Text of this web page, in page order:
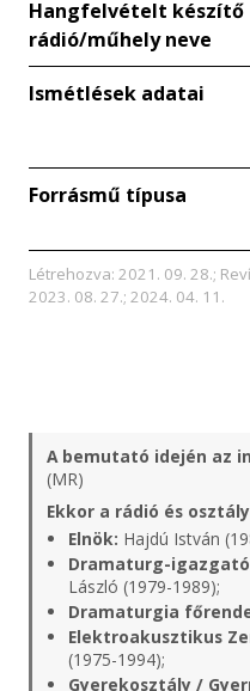
Hangfelvételt készítő
rádió/műhely neve
Ismétlések adatai
Forrásmű típusa
Létrehozva: 2021. 09. 28.;
2023. 08. 27.; 2024. 04. 11.
A bemutató idején az
(MR)
Ekkor a rádió és
Elnök: Hajdú István
Dramaturg-
László (1979-1989);
Dramaturgia
Elektroakusztikus
(1975-1994);
Gyerekosztály /